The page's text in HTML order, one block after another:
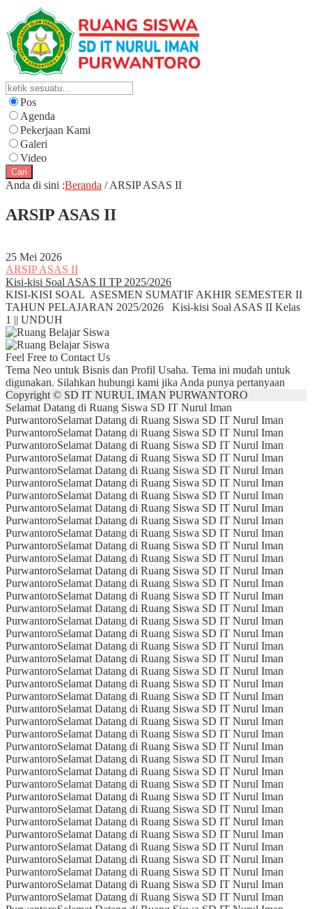
Pos
Agenda
Pekerjaan Kami
Galeri
Video
Cari
Anda di sini :Beranda /ARSIP ASAS II
ARSIP ASAS II
25 Mei 2026
ARSIP ASAS II
Kisi-kisi Soal ASAS II TP 2025/2026
KISI-KISI SOAL ASESMEN SUMATIF AKHIR SEMESTER II
TAHUN PELAJARAN 2025/2026 Kisi-kisi Soal ASAS II Kelas
1 || UNDUH
Feel Free to Contact Us
Tema Neo untuk Bisnis dan Profil Usaha. Tema ini mudah untuk
digunakan. Silahkan hubungi kami jika Anda punya pertanyaan
Copyright © SD IT NURUL IMAN PURWANTORO
Selamat Datang di Ruang Siswa SD IT Nurul Iman
PurwantoroSelamat Datang di Ruang Siswa SD IT Nurul Iman
PurwantoroSelamat Datang di Ruang Siswa SD IT Nurul Iman
PurwantoroSelamat Datang di Ruang Siswa SD IT Nurul Iman
PurwantoroSelamat Datang di Ruang Siswa SD IT Nurul Iman
PurwantoroSelamat Datang di Ruang Siswa SD IT Nurul Iman
PurwantoroSelamat Datang di Ruang Siswa SD IT Nurul Iman
PurwantoroSelamat Datang di Ruang Siswa SD IT Nurul Iman
PurwantoroSelamat Datang di Ruang Siswa SD IT Nurul Iman
PurwantoroSelamat Datang di Ruang Siswa SD IT Nurul Iman
PurwantoroSelamat Datang di Ruang Siswa SD IT Nurul Iman
PurwantoroSelamat Datang di Ruang Siswa SD IT Nurul Iman
PurwantoroSelamat Datang di Ruang Siswa SD IT Nurul Iman
PurwantoroSelamat Datang di Ruang Siswa SD IT Nurul Iman
PurwantoroSelamat Datang di Ruang Siswa SD IT Nurul Iman
PurwantoroSelamat Datang di Ruang Siswa SD IT Nurul Iman
PurwantoroSelamat Datang di Ruang Siswa SD IT Nurul Iman
PurwantoroSelamat Datang di Ruang Siswa SD IT Nurul Iman
PurwantoroSelamat Datang di Ruang Siswa SD IT Nurul Iman
PurwantoroSelamat Datang di Ruang Siswa SD IT Nurul Iman
PurwantoroSelamat Datang di Ruang Siswa SD IT Nurul Iman
PurwantoroSelamat Datang di Ruang Siswa SD IT Nurul Iman
PurwantoroSelamat Datang di Ruang Siswa SD IT Nurul Iman
PurwantoroSelamat Datang di Ruang Siswa SD IT Nurul Iman
PurwantoroSelamat Datang di Ruang Siswa SD IT Nurul Iman
PurwantoroSelamat Datang di Ruang Siswa SD IT Nurul Iman
PurwantoroSelamat Datang di Ruang Siswa SD IT Nurul Iman
PurwantoroSelamat Datang di Ruang Siswa SD IT Nurul Iman
PurwantoroSelamat Datang di Ruang Siswa SD IT Nurul Iman
PurwantoroSelamat Datang di Ruang Siswa SD IT Nurul Iman
PurwantoroSelamat Datang di Ruang Siswa SD IT Nurul Iman
PurwantoroSelamat Datang di Ruang Siswa SD IT Nurul Iman
PurwantoroSelamat Datang di Ruang Siswa SD IT Nurul Iman
PurwantoroSelamat Datang di Ruang Siswa SD IT Nurul Iman
PurwantoroSelamat Datang di Ruang Siswa SD IT Nurul Iman
PurwantoroSelamat Datang di Ruang Siswa SD IT Nurul Iman
PurwantoroSelamat Datang di Ruang Siswa SD IT Nurul Iman
PurwantoroSelamat Datang di Ruang Siswa SD IT Nurul Iman
PurwantoroSelamat Datang di Ruang Siswa SD IT Nurul Iman
PurwantoroSelamat Datang di Ruang Siswa SD IT Nurul Iman